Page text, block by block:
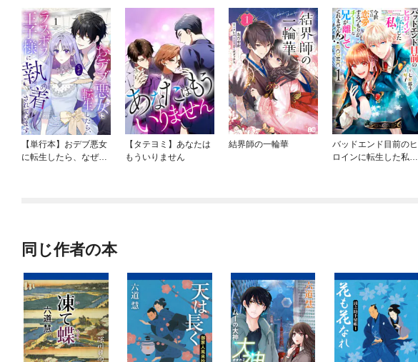
【単行本】おデブ悪女
に転生したら、なぜか
【タテヨミ】あなたは
もういりません
結界師の一輪華
バッドエンド目前のヒ
ロインに転生した私、
同じ作者の本